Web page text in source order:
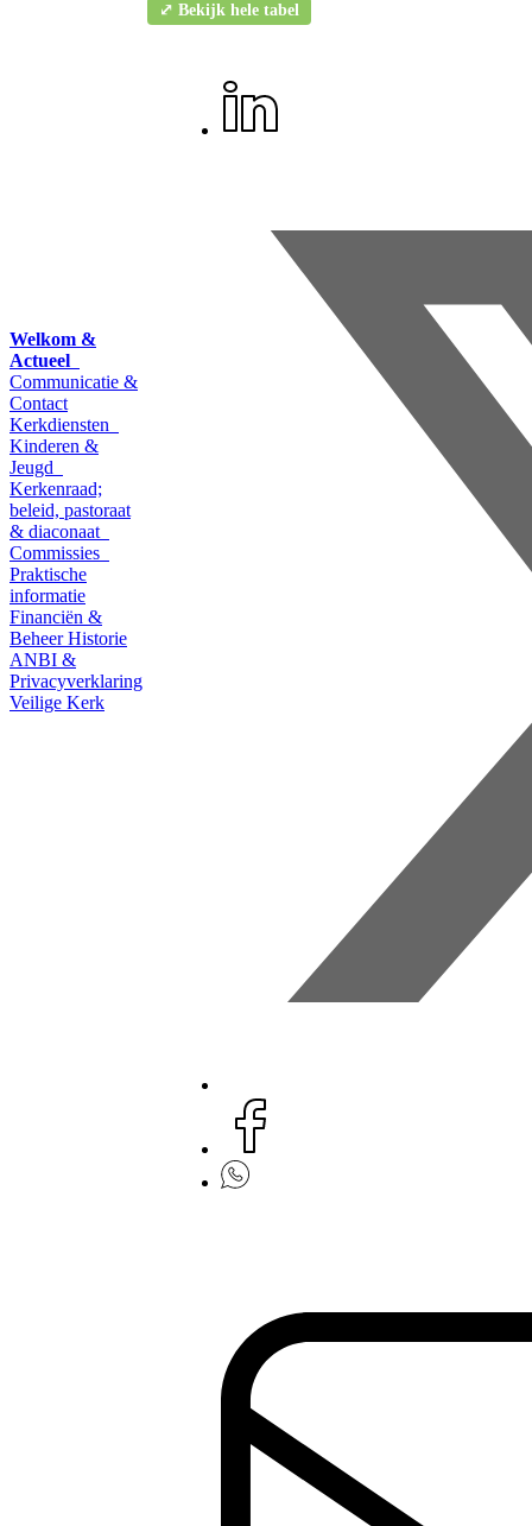
Welkom &
Actueel
Communicatie &
Contact
Kerkdiensten
Kinderen &
Jeugd
Kerkenraad;
beleid, pastoraat
& diaconaat
Commissies
Praktische
informatie
Financiën &
BeheerHistorie
ANBI &
Privacyverklaring
Veilige Kerk
⤢ Bekijk hele tabel